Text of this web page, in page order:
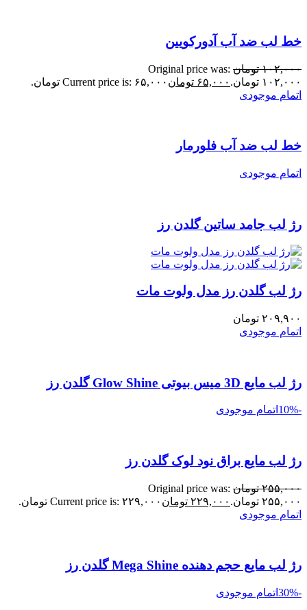
خط لب ضد آب آدورکویین
۱۰۲,۰۰۰ تومان Original price was:
۱۰۲,۰۰۰ تومان.
۶۵,۰۰۰ تومان Current price is: ۶۵,۰۰۰ تومان.
اتمام موجودی
خط لب ضد آب فلورمار
اتمام موجودی
رژ لب جامد ساتین گلدن رز
رژ لب گلدن رز مدل ولوت مات
۲۰۹,۹۰۰ تومان
اتمام موجودی
رژ لب مایع 3D میس بیوتی Glow Shine گلدن رز
-10% اتمام موجودی
رژ لب مایع براق نود لوک گلدن رز
۲۵۵,۰۰۰ تومان Original price was:
۲۵۵,۰۰۰ تومان.
۲۲۹,۰۰۰ تومان Current price is: ۲۲۹,۰۰۰ تومان.
اتمام موجودی
رژ لب مایع حجم دهنده Mega Shine گلدن رز
-30% اتمام موجودی